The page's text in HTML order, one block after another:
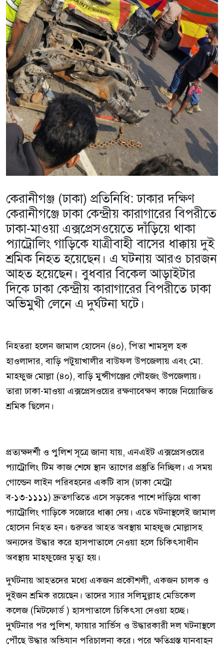
কেরানীগঞ্জ (ঢাকা) প্রতিনিধি: ঢাকার দক্ষিণ
কেরানীগঞ্জে ঢাকা কেন্দ্রীয় কারাগারের বিপরীতে
ঢাকা-মাওয়া এক্সপ্রেসওয়েতে দাঁড়িয়ে থাকা
প্যাট্রোলিং গাড়িকে যাত্রীবাহী বাসের ধাক্কায় দুই
শ্রমিক নিহত হয়েছেন। এ ঘটনায় আরও চারজন
আহত হয়েছেন। বুধবার বিকেল আড়াইটার
দিকে ঢাকা কেন্দ্রীয় কারাগারের বিপরীতে ঢাকা
অভিমুখী লেনে এ দুর্ঘটনা ঘটে।
নিহতরা হলেন জামাল হোসেন (৪০), পিতা শামসুল হক
হাওলাদার, বাড়ি পটুয়াখালীর বাউফল উপজেলায় এবং মো.
মাহফুজ মোল্লা (৪০), বাড়ি মুন্সীগঞ্জের লৌহজং উপজেলায়।
তারা ঢাকা-মাওয়া এক্সপ্রেসওয়ের রক্ষণাবেক্ষণ কাজে নিয়োজিত
শ্রমিক ছিলেন।
প্রত্যক্ষদর্শী ও পুলিশ সূত্রে জানা যায়, এনএইট এক্সপ্রেসওয়ের
প্যাট্রোলিং টিম কাজ শেষে স্থান ত্যাগের প্রস্তুতি নিচ্ছিল। এ সময়
গোল্ডেন লাইন পরিবহনের একটি বাস (ঢাকা মেট্রো
ব-১৩-১১১১) দ্রুতগতিতে এসে সড়কের পাশে দাঁড়িয়ে থাকা
প্যাট্রোলিং গাড়িকে সজোরে ধাক্কা দেয়। এতে ঘটনাস্থলেই জামাল
হোসেন নিহত হন। গুরুতর আহত অবস্থায় মাহফুজ মোল্লাসহ
অন্যদের উদ্ধার করে হাসপাতালে নেওয়া হলে চিকিৎসাধীন
অবস্থায় মাহফুজের মৃত্যু হয়।
দুর্ঘটনায় আহতদের মধ্যে একজন প্রকৌশলী, একজন চালক ও
দুইজন শ্রমিক রয়েছেন। তাদের স্যার সলিমুল্লাহ মেডিকেল
কলেজ (মিটফোর্ড ) হাসপাতালে চিকিৎসা দেওয়া হচ্ছে।
দুর্ঘটনার পর পুলিশ, ফায়ার সার্ভিস ও উদ্ধারকারী দল ঘটনাস্থলে
পৌঁছে উদ্ধার অভিযান পরিচালনা করে। পরে ক্ষতিগ্রস্ত যানবাহন